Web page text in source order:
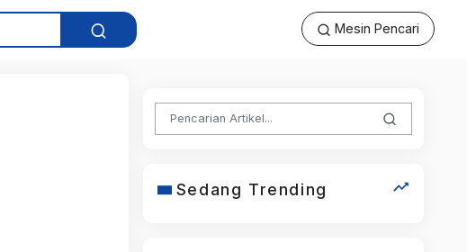
Mesin Pencari
Sedang Trending